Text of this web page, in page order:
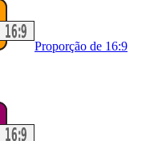
Proporção de 16:9